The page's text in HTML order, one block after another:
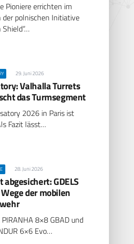
Pioniere errichten im
der polnischen Initiative
Shield“…
29. Juni 2026
Valhalla Turrets
das Turmsegment
2026 in Paris ist
Fazit lässt…
28. Juni 2026
abgesichert: GDELS
der mobilen
8×8 GBAD und
6×6 Evo…